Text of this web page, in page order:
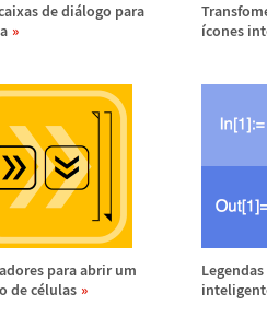
de diálogo para
ícones
para abrir um
de células
Legendas